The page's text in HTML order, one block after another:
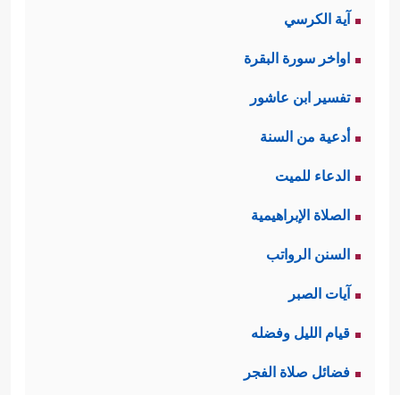
آية الكرسي
اواخر سورة البقرة
تفسير ابن عاشور
أدعية من السنة
الدعاء للميت
الصلاة الإبراهيمية
السنن الرواتب
آيات الصبر
قيام الليل وفضله
فضائل صلاة الفجر